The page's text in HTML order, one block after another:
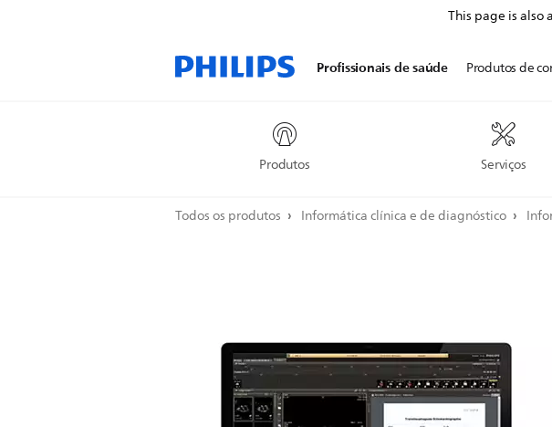
This page is also
Profissionais de saúde
Produtos Serviços
Produtos de
Todos os produtos Informática clínica e de diagnóstico